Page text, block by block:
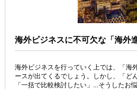
海外ビジネスに不可欠な「海外
海外ビジネスを行っていく上では、「海
ースが出てくるでしょう。しかし、「ど
「一括で比較検討したい」...そうしたお